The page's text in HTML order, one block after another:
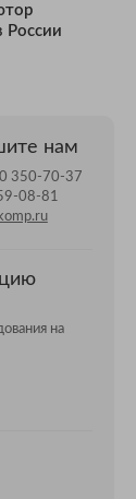
нам
350-70-37
08-81
на